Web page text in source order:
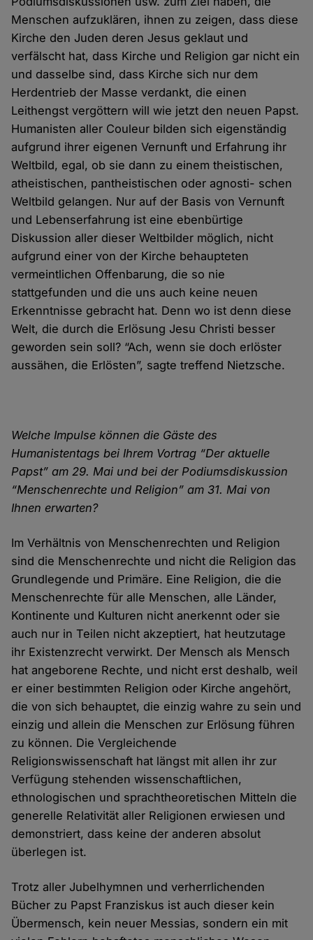
Menschen aufzuklären, ihnen zu zeigen, dass diese
Kirche den Juden deren Jesus geklaut und
verfälscht hat, dass Kirche und Religion gar nicht ein
und dasselbe sind, dass Kirche sich nur dem
Herdentrieb der Masse verdankt, die einen
Leithengst vergöttern will wie jetzt den neuen Papst.
Humanisten aller Couleur bilden sich eigenständig
aufgrund ihrer eigenen Vernunft und Erfahrung ihr
Weltbild, egal, ob sie dann zu einem theistischen,
atheistischen, pantheistischen oder agnosti- schen
Weltbild gelangen. Nur auf der Basis von Vernunft
und Lebenserfahrung ist eine ebenbürtige
Diskussion aller dieser Weltbilder möglich, nicht
aufgrund einer von der Kirche behaupteten
vermeintlichen Offenbarung, die so nie
stattgefunden und die uns auch keine neuen
Erkenntnisse gebracht hat. Denn wo ist denn diese
Welt, die durch die Erlösung Jesu Christi besser
geworden sein soll? “Ach, wenn sie doch erlöster
aussähen, die Erlösten”, sagte treffend Nietzsche.
Welche Impulse können die Gäste des
Humanistentags bei Ihrem Vortrag “Der aktuelle
Papst” am 29. Mai und bei der Podiumsdiskussion
“Menschenrechte und Religion” am 31. Mai von
Ihnen erwarten?
Im Verhältnis von Menschenrechten und Religion
sind die Menschenrechte und nicht die Religion das
Grundlegende und Primäre. Eine Religion, die die
Menschenrechte für alle Menschen, alle Länder,
Kontinente und Kulturen nicht anerkennt oder sie
auch nur in Teilen nicht akzeptiert, hat heutzutage
ihr Existenzrecht verwirkt. Der Mensch als Mensch
hat angeborene Rechte, und nicht erst deshalb, weil
er einer bestimmten Religion oder Kirche angehört,
die von sich behauptet, die einzig wahre zu sein und
einzig und allein die Menschen zur Erlösung führen
zu können. Die Vergleichende
Religionswissenschaft hat längst mit allen ihr zur
Verfügung stehenden wissenschaftlichen,
ethnologischen und sprachtheoretischen Mitteln die
generelle Relativität aller Religionen erwiesen und
demonstriert, dass keine der anderen absolut
überlegen ist.
Trotz aller Jubelhymnen und verherrlichenden
Bücher zu Papst Franziskus ist auch dieser kein
Übermensch, kein neuer Messias, sondern ein mit